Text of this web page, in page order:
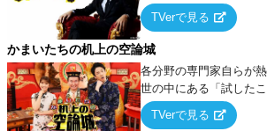
ーム』をベースに、大
ケ・歌…など様々なお題
タを競い合う！
TVerで見る
かまいたちの机上の空論城
各分野の専門家自らが
世の中にある「試した
みたらこうなる！…ハズ
論”に若手芸人らがカラ
TVerで見る